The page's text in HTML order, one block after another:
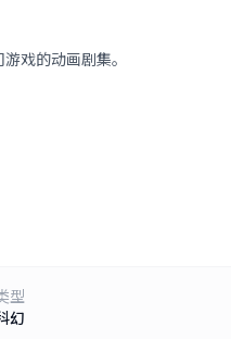
戏的动画剧集。
型
幻